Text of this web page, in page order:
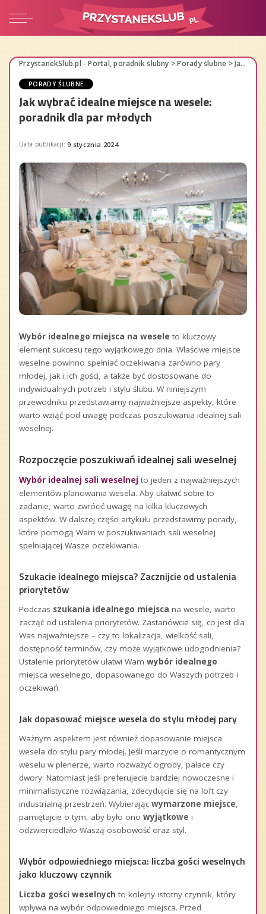
PrzystanekSlub.pl - Portal, poradnik ślubny >Porady ślubne >Jak wybrać idealne miejsce na wesele: poradnik dla par młodych
PORADY ŚLUBNE
Jak wybrać idealne miejsce na wesele:
poradnik dla par młodych
Data publikacji: 9 stycznia 2024
Wybór idealnego miejsca na wesele to kluczowy
element sukcesu tego wyjątkowego dnia. Właściwe miejsce
weselne powinno spełniać oczekiwania zarówno pary
młodej, jak i ich gości, a także być dostosowane do
indywidualnych potrzeb i stylu ślubu. W niniejszym
przewodniku przedstawiamy najważniejsze aspekty, które
warto wziąć pod uwagę podczas poszukiwania idealnej sali
weselnej.
Rozpoczęcie poszukiwań idealnej sali weselnej
Wybór idealnej sali weselnej to jeden z najważniejszych
elementów planowania wesela. Aby ułatwić sobie to
zadanie, warto zwrócić uwagę na kilka kluczowych
aspektów. W dalszej części artykułu przedstawimy porady,
które pomogą Wam w poszukiwaniach sali weselnej
spełniającej Wasze oczekiwania.
Szukacie idealnego miejsca? Zacznijcie od ustalenia
priorytetów
Podczas szukania idealnego miejsca na wesele, warto
zacząć od ustalenia priorytetów. Zastanówcie się, co jest dla
Was najważniejsze – czy to lokalizacja, wielkość sali,
dostępność terminów, czy może wyjątkowe udogodnienia?
Ustalenie priorytetów ułatwi Wam wybór idealnego
miejsca weselnego, dopasowanego do Waszych potrzeb i
oczekiwań.
Jak dopasować miejsce wesela do stylu młodej pary
Ważnym aspektem jest również dopasowanie miejsca
wesela do stylu pary młodej. Jeśli marzycie o romantycznym
weselu w plenerze, warto rozważyć ogrody, pałace czy
dwory. Natomiast jeśli preferujecie bardziej nowoczesne i
minimalistyczne rozwiązania, zdecydujcie się na loft czy
industrialną przestrzeń. Wybierając wymarzone miejsce,
pamiętajcie o tym, aby było ono wyjątkowe i
odzwierciedlało Waszą osobowość oraz styl.
Wybór odpowiedniego miejsca: liczba gości weselnych
jako kluczowy czynnik
Liczba gości weselnych to kolejny istotny czynnik, który
wpływa na wybór odpowiedniego miejsca. Przed